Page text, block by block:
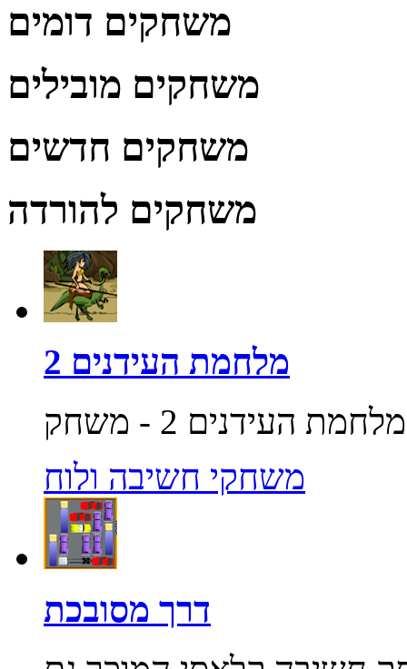
משחקים דומים
משחקים מובילים
משחקים חדשים
משחקים להורדה
מלחמת העידנים 2
משחקי חשיבה ולוח
דרך מסובכת